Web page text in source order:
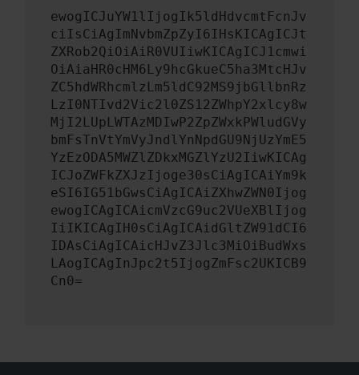
ewogICJuYW1lIjogIk5ldHdvcmtFcnJv
ciIsCiAgImNvbmZpZyI6IHsKICAgICJt
ZXRob2QiOiAiR0VUIiwKICAgICJ1cmwi
OiAiaHR0cHM6Ly9hcGkueC5ha3MtcHJv
ZC5hdWRhcmlzLm5ldC92MS9jbGllbnRz
LzI0NTIvd2Vic2l0ZS12ZWhpY2xlcy8w
MjI2LUpLWTAzMDIwP2ZpZWxkPWludGVy
bmFsTnVtYmVyJndlYnNpdGU9NjUzYmE5
YzEzODA5MWZlZDkxMGZlYzU2IiwKICAg
ICJoZWFkZXJzIjoge30sCiAgICAiYm9k
eSI6IG51bGwsCiAgICAiZXhwZWN0Ijog
ewogICAgICAicmVzcG9uc2VUeXBlIjog
IiIKICAgIH0sCiAgICAidGltZW91dCI6
IDAsCiAgICAicHJvZ3Jlc3MiOiBudWxs
LAogICAgInJpc2t5IjogZmFsc2UKICB9
Cn0=